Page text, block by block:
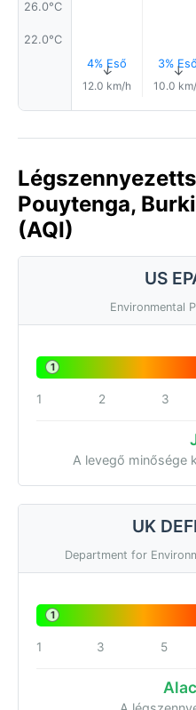
26.0°C
22.0°C
4% Eső
↑
12.0 km/h
3% Eső
↑
10.0
Pouytenga,
(AQI)
US
Environmental
1
1 2 3
A levegő minősége
UK
Department for
1
1 3 5